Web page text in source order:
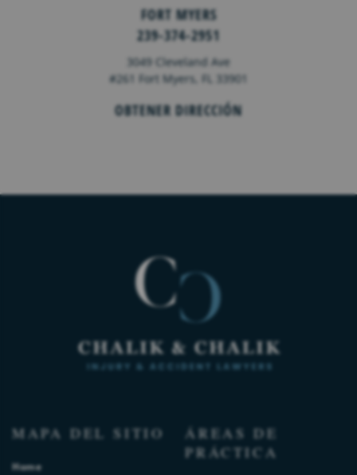
FORT MYERS
239-374-2951
3049 Cleveland Ave
#261 Fort Myers, FL 33901
OBTENER DIRECCIÓN
MAPA DEL SITIO
Home
ÁREAS DE
PRÁCTICA